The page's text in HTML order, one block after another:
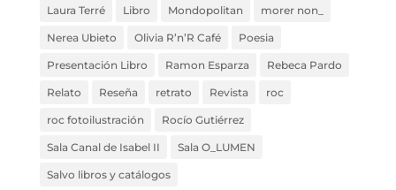
Laura Terré Libro Mondopolitan morer non_
Nerea Ubieto Olivia R’n’R Café Poesia
Presentación Libro Ramon Esparza Rebeca Pardo
Relato Reseña retrato Revista roc
roc fotoilustración Rocío Gutiérrez
Sala Canal de Isabel II Sala O_LUMEN
Salvo libros y catálogos